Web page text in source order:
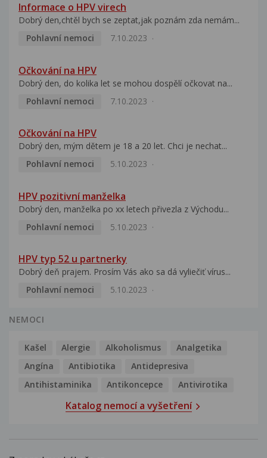
Informace o HPV virech
Dobrý den,chtěl bych se zeptat,jak poznám zda nemám...
Pohlavní nemoci
7.10.2023
Očkování na HPV
Dobrý den, do kolika let se mohou dospělí očkovat na...
Pohlavní nemoci
7.10.2023
Očkování na HPV
Dobrý den, mým dětem je 18 a 20 let. Chci je nechat...
Pohlavní nemoci
5.10.2023
HPV pozitivní manželka
Dobrý den, manželka po xx letech přivezla z Východu...
Pohlavní nemoci
5.10.2023
HPV typ 52 u partnerky
Dobrý deň prajem. Prosím Vás ako sa dá vyliečiť vírus...
Pohlavní nemoci
5.10.2023
NEMOCI
Kašel Alergie Alkoholismus
Analgetika
Angína
Antibiotika
Antidepresiva
Antihistaminika
Antikoncepce Antivirotika
Katalog nemocí a vyšetření